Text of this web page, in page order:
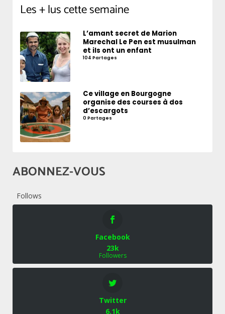
Les + lus cette semaine
L’amant secret de Marion
Marechal Le Pen est musulman
et ils ont un enfant
104 Partages
Ce village en Bourgogne
organise des courses à dos
d’escargots
0 Partages
ABONNEZ-VOUS
Follows
Facebook
23k
Followers
Twitter
6.1k